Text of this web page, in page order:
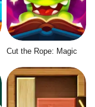
Cut the Rope: Magic